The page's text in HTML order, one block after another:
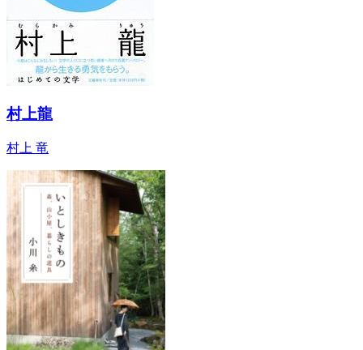
村上龍
村上 竜